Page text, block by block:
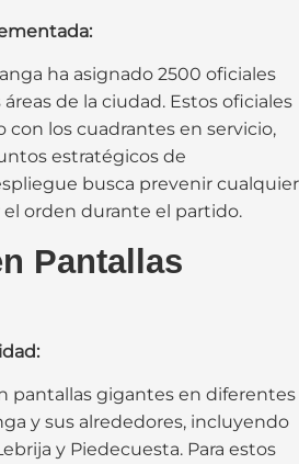
ha asignado 2500 oficiales
de la ciudad. Estos oficiales
los cuadrantes en servicio,
estratégicos de
busca prevenir cualquier
orden durante el partido.
Pantallas
pantallas gigantes en diferentes
y sus alrededores, incluyendo
y Piedecuesta. Para estos